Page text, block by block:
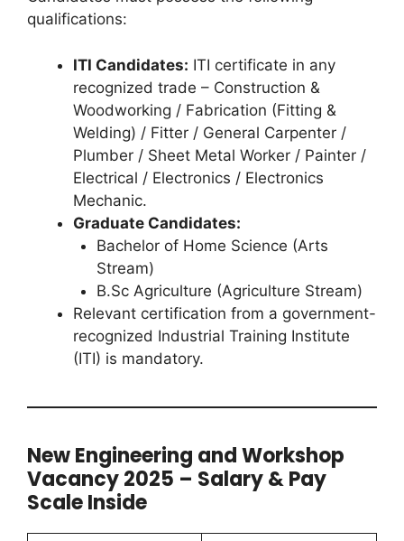
qualifications:
ITI Candidates: ITI certificate in any
recognized trade – Construction &
Woodworking / Fabrication (Fitting &
Welding) / Fitter / General Carpenter /
Plumber / Sheet Metal Worker / Painter /
Electrical / Electronics / Electronics
Mechanic.
Graduate Candidates:
Bachelor of Home Science (Arts
Stream)
B.Sc Agriculture (Agriculture Stream)
Relevant certification from a government-
recognized Industrial Training Institute
(ITI) is mandatory.
New Engineering and Workshop
Vacancy 2025 – Salary & Pay
Scale Inside